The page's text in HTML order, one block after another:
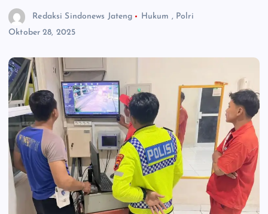
Redaksi Sindonews Jateng Hukum , Polri
Oktober 28, 2025